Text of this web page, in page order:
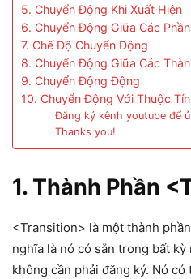
5. Chuyển Động Khi Xuất Hiện
6. Chuyển Động Giữa Các
7. Chế Độ Chuyển Động
8. Chuyển Động Giữa Các
9. Chuyển Động Động
10. Chuyển Động Với Thuộc
Đăng ký kênh youtube để
Thanks you!
1. Thành Phần
<Transition> là một thành
nghĩa là nó có sẵn trong bất
không cần phải đăng ký. Nó